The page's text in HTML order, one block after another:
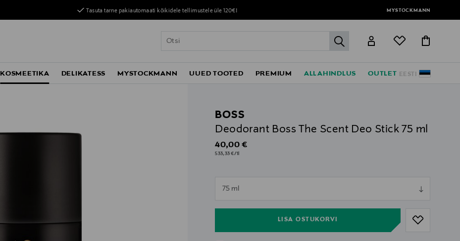
Tasuta tarne pakiautomaati kõikidele tellimustele üle 120€! MYSTOCKMANN
label.header.go
EESTI
KOSMEETIKA DELIKATESS MYSTOCKMANN UUED TOOTED PREMIUM ALLAHINDLUS OUTLET
BOSS
Deodorant Boss The Scent Deo Stick 75 ml
Original Price
40,00 €
533,33 €/1l
75 ml
LISA OSTUKORVI
null